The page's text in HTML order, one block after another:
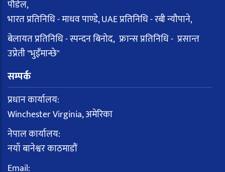
पौडेल,
भारत प्रतिनिधि - माधव पाण्डे, UAE प्रतिनिधि - रबी न्यौपाने,
बेलायत प्रतिनिधि - स्पन्दन बिनोद, फ्रान्स प्रतिनिधि - प्रसान्त
उप्रेती "भुइँमान्छे"
सम्पर्क
प्रधान कार्यालय:
Winchester Virginia, अमेरिका
नेपाल कार्यालय:
नयाँ बानेश्वर काठमाडौं
Email: